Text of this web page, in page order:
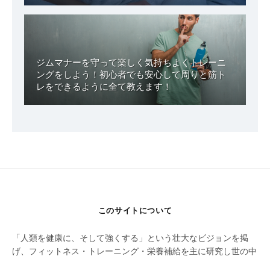
ジムマナーを守って楽しく気持ちよくトレーニ
ングをしよう！初心者でも安心して周りと筋ト
レをできるように全て教えます！
このサイトについて
「人類を健康に、そして強くする」という壮大なビジョンを掲
げ、フィットネス・トレーニング・栄養補給を主に研究し世の中